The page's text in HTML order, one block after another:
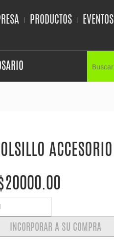
PRODUCTOS EVENTOS
ACCESORIO